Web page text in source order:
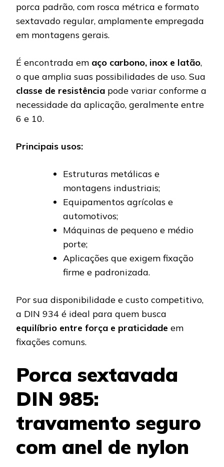
porca padrão, com rosca métrica e formato
sextavado regular, amplamente empregada
em montagens gerais.
É encontrada em aço carbono, inox e latão,
o que amplia suas possibilidades de uso. Sua
classe de resistência pode variar conforme a
necessidade da aplicação, geralmente entre
6 e 10.
Principais usos:
Estruturas metálicas e
montagens industriais;
Equipamentos agrícolas e
automotivos;
Máquinas de pequeno e médio
porte;
Aplicações que exigem fixação
firme e padronizada.
Por sua disponibilidade e custo competitivo,
a DIN 934 é ideal para quem busca
equilíbrio entre força e praticidade em
fixações comuns.
Porca sextavada
DIN 985:
travamento seguro
com anel de nylon